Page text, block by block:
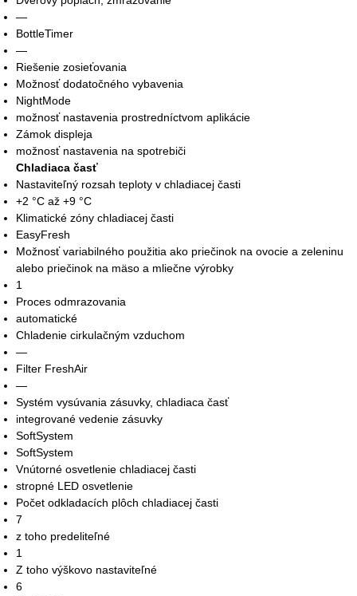
—
BottleTimer
—
Riešenie zosieťovania
Možnosť dodatočného vybavenia
NightMode
možnosť nastavenia prostredníctvom aplikácie
Zámok displeja
možnosť nastavenia na spotrebiči
Chladiaca časť
Nastaviteľný rozsah teploty v chladiacej časti
+2 °C až +9 °C
Klimatické zóny chladiacej časti
EasyFresh
Možnosť variabilného použitia ako priečinok na ovocie a zeleninu
alebo priečinok na mäso a mliečne výrobky
1
Proces odmrazovania
automatické
Chladenie cirkulačným vzduchom
—
Filter FreshAir
—
Systém vysúvania zásuvky, chladiaca časť
integrované vedenie zásuvky
SoftSystem
SoftSystem
Vnútorné osvetlenie chladiacej časti
stropné LED osvetlenie
Počet odkladacích plôch chladiacej časti
7
z toho predeliteľné
1
Z toho výškovo nastaviteľné
6